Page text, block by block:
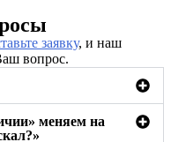
заявку, и наш
вопрос.
меняем на